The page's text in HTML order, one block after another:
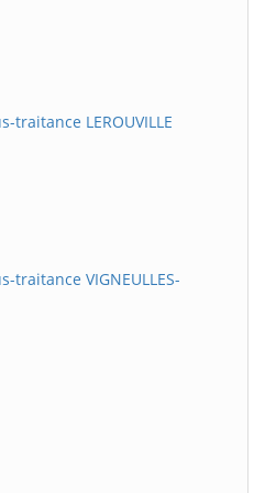
traitance LEROUVILLE
traitance VIGNEULLES-